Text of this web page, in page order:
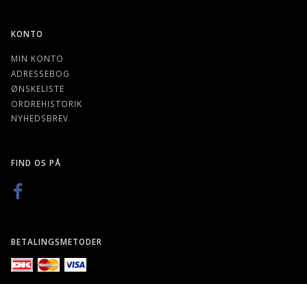
KONTO
MIN KONTO
ADRESSEBOG
ØNSKELISTE
ORDREHISTORIK
NYHEDSBREV
FIND OS PÅ
BETALINGSMETODER